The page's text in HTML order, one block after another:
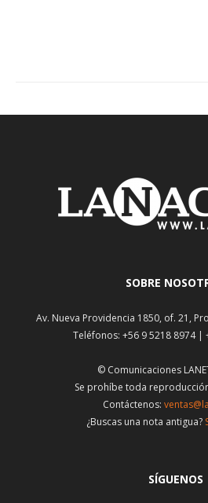
SOBRE
Av. Nueva Providencia 1850, of. 21,
Teléfonos: +56 9 5218 8974 |
© Comunicaciones
Se prohíbe toda
Contáctenos:
¿Buscas una nota antigua?
SÍGUENOS